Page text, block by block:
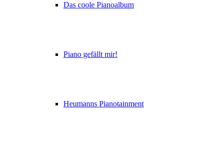
Das coole Pianoalbum
Piano gefällt mir!
Heumanns Pianotainment